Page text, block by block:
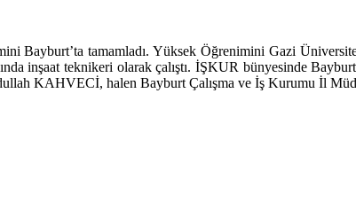
Bayburt’ta tamamladı. Yüksek Öğrenimini Gazi
inşaat teknikeri olarak çalıştı. İŞKUR bünyesinde
KAHVECİ, halen Bayburt Çalışma ve İş Kurumu İl